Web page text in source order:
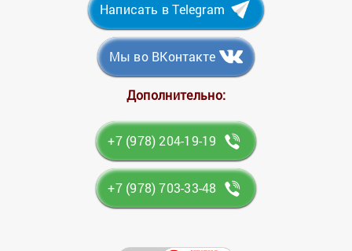
Написать в Telegram
Мы во ВКонтакте
Дополнительно:
+7 (978) 204-19-19
+7 (978) 703-33-48